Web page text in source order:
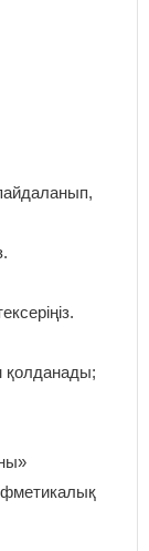
қолданады;